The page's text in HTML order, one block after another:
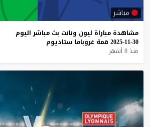
مباشر
مشاهدة مباراة ليون ونانت بث مباشر اليوم
30-11-2025
قمة غروباما ستاديوم
منذ 8 أشهر